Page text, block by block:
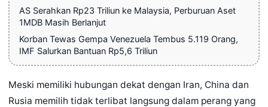
AS Serahkan Rp23 Triliun ke Malaysia, Perburuan Aset
1MDB Masih Berlanjut
Korban Tewas Gempa Venezuela Tembus 5.119 Orang,
IMF Salurkan Bantuan Rp5,6 Triliun
Meski memiliki hubungan dekat dengan Iran, China dan
Rusia memilih tidak terlibat langsung dalam perang yang